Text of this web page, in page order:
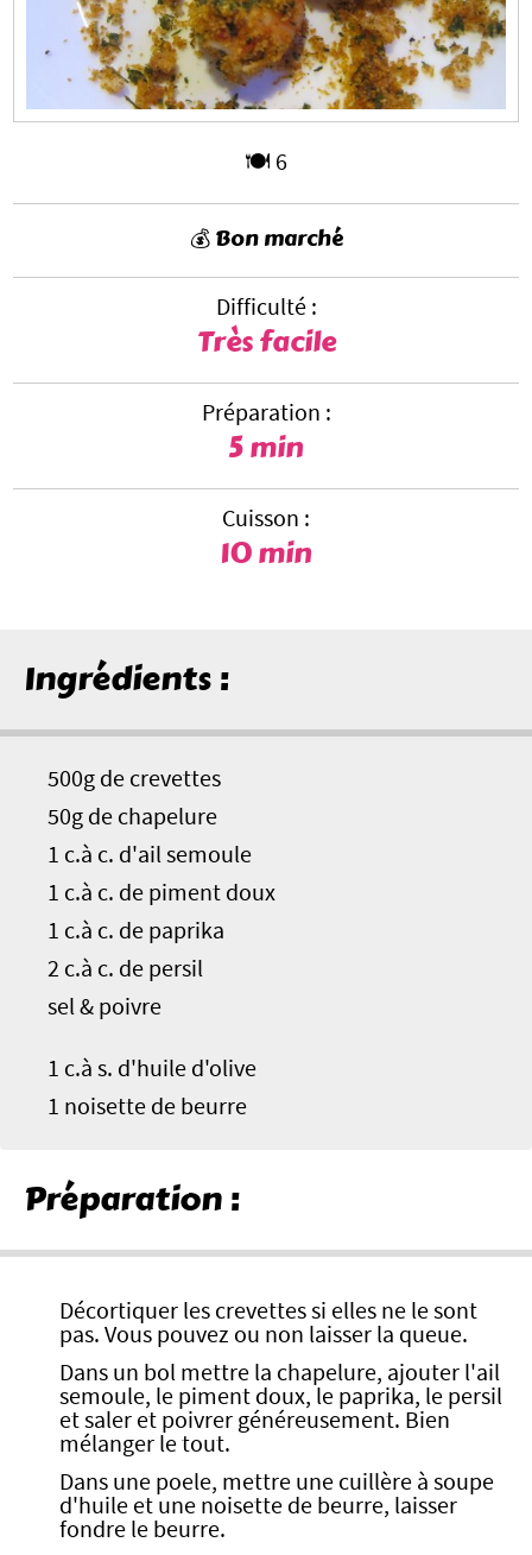
🍽️ 6
💰 Bon marché
Difficulté :
Très facile
Préparation :
5 min
Cuisson :
10 min
Ingrédients :
500g de crevettes
50g de chapelure
1 c.à c. d'ail semoule
1 c.à c. de piment doux
1 c.à c. de paprika
2 c.à c. de persil
sel & poivre
1 c.à s. d'huile d'olive
1 noisette de beurre
Préparation :
Décortiquer les crevettes si elles ne le sont
pas. Vous pouvez ou non laisser la queue.
Dans un bol mettre la chapelure, ajouter l'ail
semoule, le piment doux, le paprika, le persil
et saler et poivrer généreusement. Bien
mélanger le tout.
Dans une poele, mettre une cuillère à soupe
d'huile et une noisette de beurre, laisser
fondre le beurre.